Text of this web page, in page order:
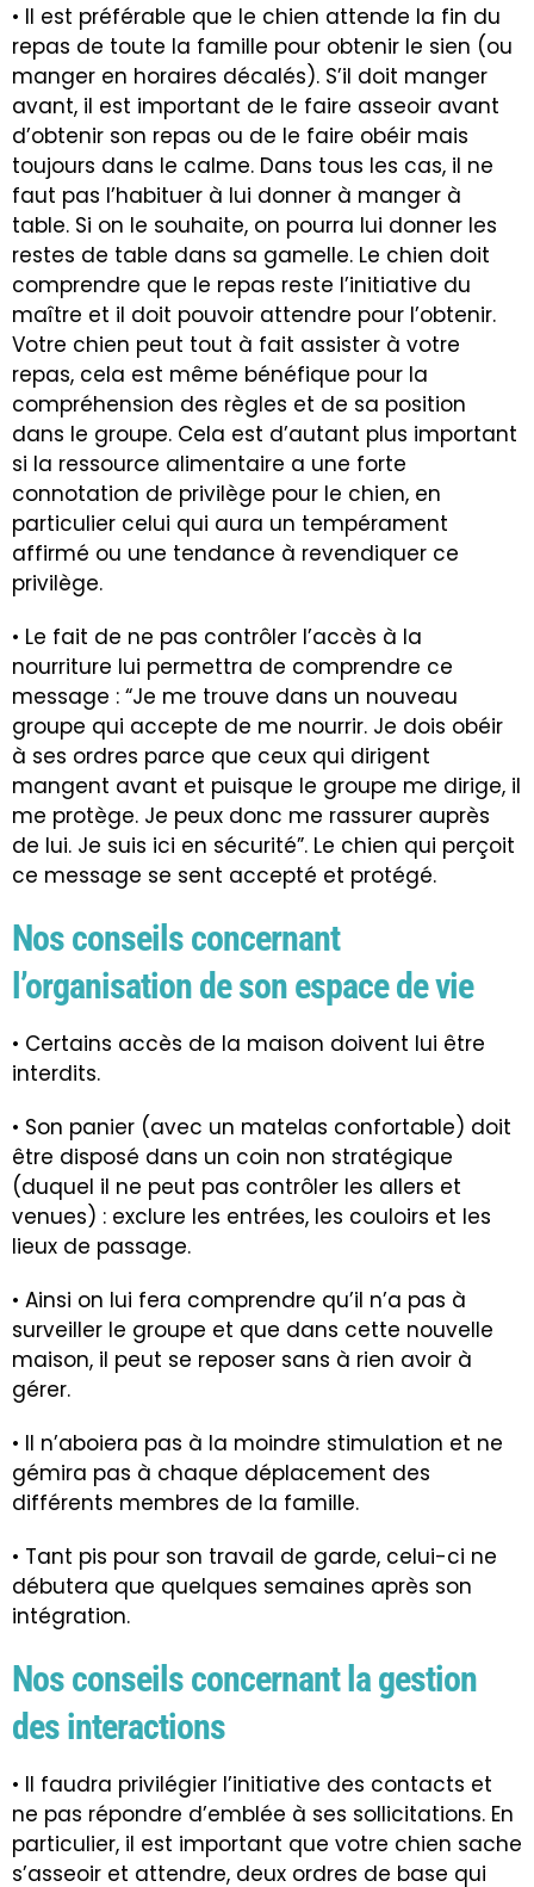
• Il est préférable que le chien attende la fin du
repas de toute la famille pour obtenir le sien (ou
manger en horaires décalés). S’il doit manger
avant, il est important de le faire asseoir avant
d’obtenir son repas ou de le faire obéir mais
toujours dans le calme. Dans tous les cas, il ne
faut pas l’habituer à lui donner à manger à
table. Si on le souhaite, on pourra lui donner les
restes de table dans sa gamelle. Le chien doit
comprendre que le repas reste l’initiative du
maître et il doit pouvoir attendre pour l’obtenir.
Votre chien peut tout à fait assister à votre
repas, cela est même bénéfique pour la
compréhension des règles et de sa position
dans le groupe. Cela est d’autant plus important
si la ressource alimentaire a une forte
connotation de privilège pour le chien, en
particulier celui qui aura un tempérament
affirmé ou une tendance à revendiquer ce
privilège.
• Le fait de ne pas contrôler l’accès à la
nourriture lui permettra de comprendre ce
message : “Je me trouve dans un nouveau
groupe qui accepte de me nourrir. Je dois obéir
à ses ordres parce que ceux qui dirigent
mangent avant et puisque le groupe me dirige, il
me protège. Je peux donc me rassurer auprès
de lui. Je suis ici en sécurité”. Le chien qui perçoit
ce message se sent accepté et protégé.
Nos conseils concernant
l’organisation de son espace de vie
• Certains accès de la maison doivent lui être
interdits.
• Son panier (avec un matelas confortable) doit
être disposé dans un coin non stratégique
(duquel il ne peut pas contrôler les allers et
venues) : exclure les entrées, les couloirs et les
lieux de passage.
• Ainsi on lui fera comprendre qu’il n’a pas à
surveiller le groupe et que dans cette nouvelle
maison, il peut se reposer sans à rien avoir à
gérer.
• Il n’aboiera pas à la moindre stimulation et ne
gémira pas à chaque déplacement des
différents membres de la famille.
• Tant pis pour son travail de garde, celui-ci ne
débutera que quelques semaines après son
intégration.
Nos conseils concernant la gestion
des interactions
• Il faudra privilégier l’initiative des contacts et
ne pas répondre d’emblée à ses sollicitations. En
particulier, il est important que votre chien sache
s’asseoir et attendre, deux ordres de base qui